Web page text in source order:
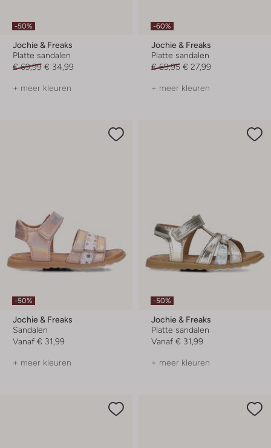
-50%
Jochie & Freaks
Platte sandalen
€ 69,99 € 34,99
+ meer kleuren
-60%
Jochie & Freaks
Platte sandalen
€ 69,95 € 27,99
+ meer kleuren
-50%
Jochie & Freaks
Sandalen
Vanaf € 31,99
+ meer kleuren
-50%
Jochie & Freaks
Platte sandalen
Vanaf € 31,99
+ meer kleuren